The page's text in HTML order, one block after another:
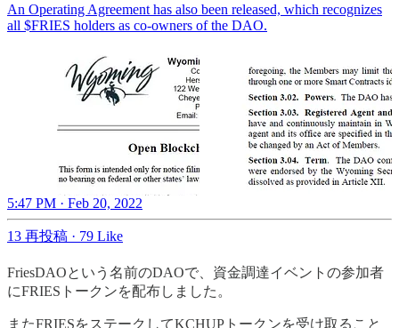
An Operating Agreement has also been released, which recognizes
all $FRIES holders as co-owners of the DAO.
5:47 PM · Feb 20, 2022
13 再投稿 · 79 Like
FriesDAOという名前のDAOで、資金調達イベントの参加者
にFRIESトークンを配布しました。
またFRIESをステークしてKCHUPトークンを受け取ること